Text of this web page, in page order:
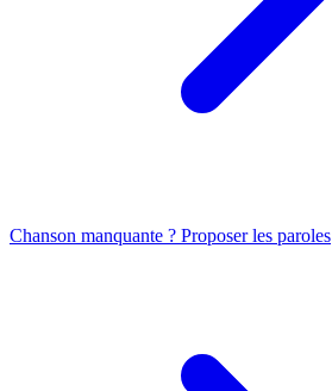
Chanson manquante ? Proposer les paroles